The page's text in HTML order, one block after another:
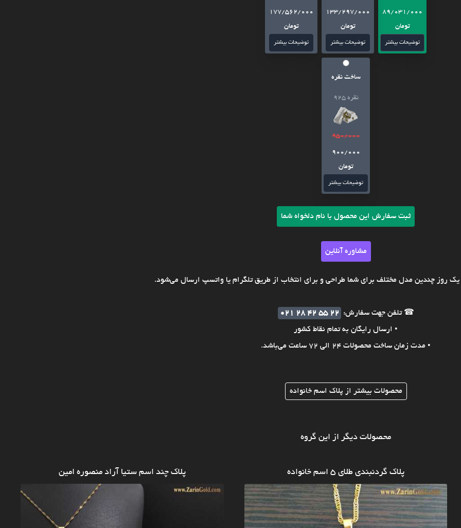
89/031/000
تومان
توضیحات بیشتر
133/297/000
تومان
توضیحات بیشتر
177/562/000
تومان
توضیحات بیشتر
ساخت نقره
نقره 925
950/000
900/000
تومان
توضیحات بیشتر
ثبت سفارش این محصول با نام دلخواه شما
مشاوره آنلاین
روز چندین مدل مختلف برای شما طراحی و برای انتخاب از طریق تلگرام یا واتسپ ارسال می‌شود.
☎ تلفن جهت سفارش:
021 28 42 55 22
• ارسال رایگان به تمام نقاط کشور
• مدت زمان ساخت محصولات 24 الی 72 ساعت می‌باشد.
محصولات بیشتر از پلاک اسم خانواده
محصولات دیگر از این گروه
پلاک گردنبندی طلای ۵ اسم خانواده پلاک چند اسم ستیا آراد منصوره امین